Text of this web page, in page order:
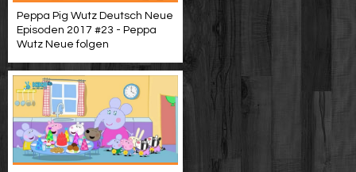
Peppa Pig Wutz Deutsch Neue
Episoden 2017 #23 - Peppa
Wutz Neue folgen